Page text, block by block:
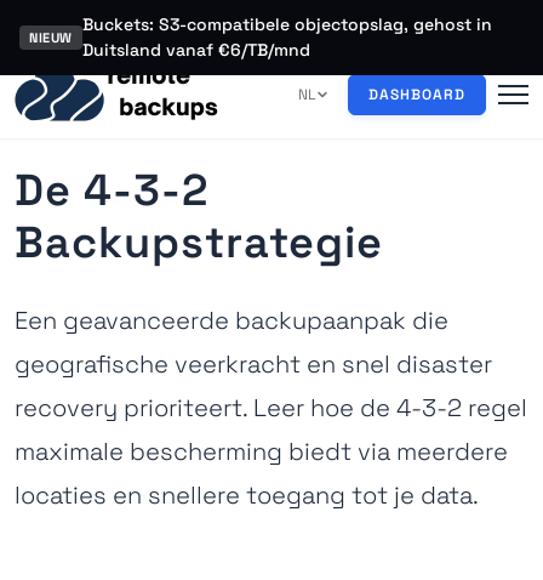
NIEUW
Buckets: S3-compatibele objectopslag, gehost in
Duitsland vanaf €6/TB/mnd
NL DASHBOARD
De 4-3-2
Backupstrategie
Een geavanceerde backupaanpak die
geografische veerkracht en snel disaster
recovery prioriteert. Leer hoe de 4-3-2 regel
maximale bescherming biedt via meerdere
locaties en snellere toegang tot je data.